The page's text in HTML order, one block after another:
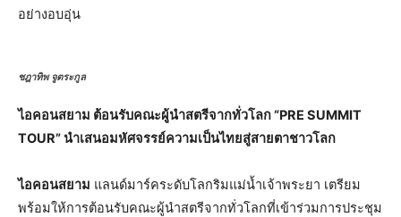
อย่างอบอุ่น
ชฎาทิพ จูตระกูล
ไอคอนสยาม ต้อนรับคณะผู้นำสตรีจากทั่วโลก “PRE SUMMIT
TOUR” นำเสนอมหัศจรรย์ความเป็นไทยสู่สายตาชาวโลก
ไอคอนสยาม แลนด์มาร์คระดับโลกริมแม่น้ำเจ้าพระยา เตรียม
พร้อมให้การต้อนรับคณะผู้นำสตรีจากทั่วโลกที่เข้าร่วมการประชุม